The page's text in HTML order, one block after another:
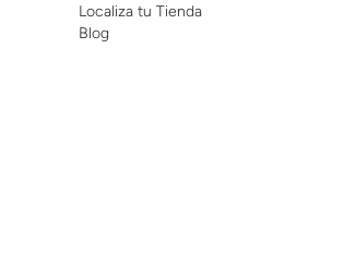
Localiza tu Tienda
Blog